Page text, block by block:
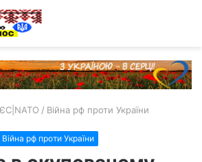
ЄС|NATO / Війна рф проти України
Війна рф проти України